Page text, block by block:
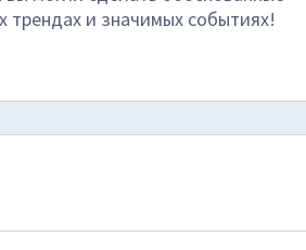
и значимых событиях!